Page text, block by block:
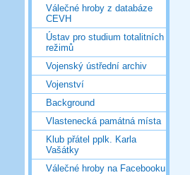
Válečné hroby z databáze
CEVH
Ústav pro studium totalitních
režimů
Vojenský ústřední archiv
Vojenství
Background
Vlastenecká památná místa
Klub přátel pplk. Karla
Vašátky
Válečné hroby na Facebooku